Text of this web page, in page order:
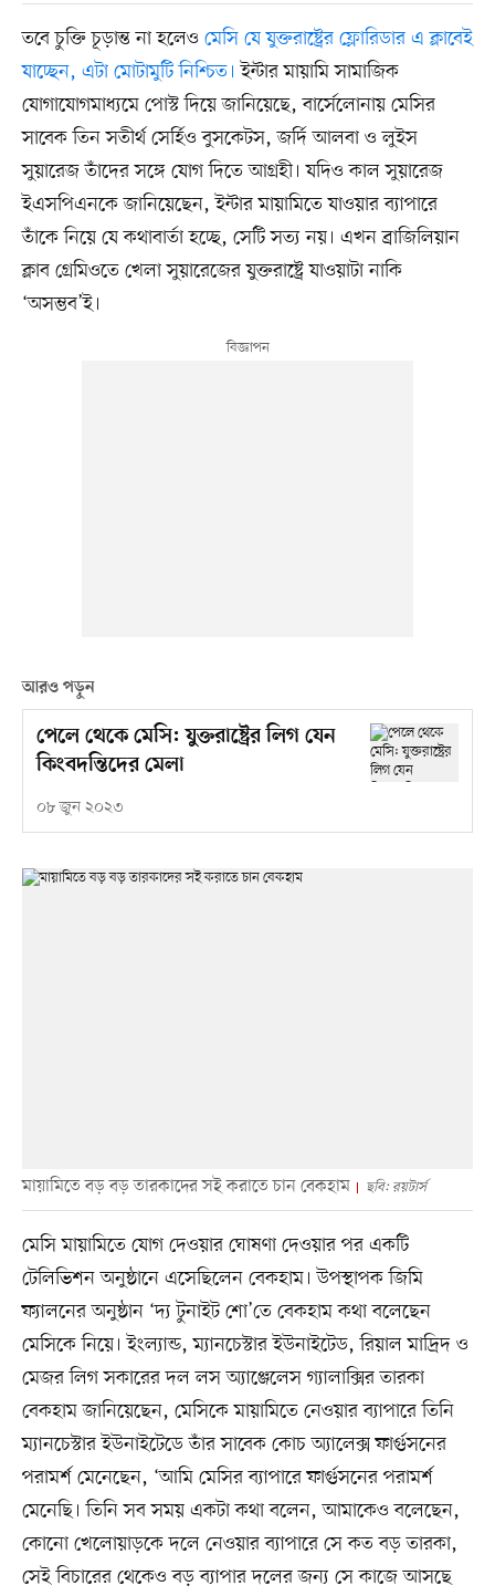
তবে চুক্তি চূড়ান্ত না হলেও মেসি যে যুক্তরাষ্ট্রের ফ্লোরিডার এ ক্লাবেই
যাচ্ছেন, এটা মোটামুটি নিশ্চিত। ইন্টার মায়ামি সামাজিক
যোগাযোগমাধ্যমে পোস্ট দিয়ে জানিয়েছে, বার্সেলোনায় মেসির
সাবেক তিন সতীর্থ সের্হিও বুসকেটস, জর্দি আলবা ও লুইস
সুয়ারেজ তাঁদের সঙ্গে যোগ দিতে আগ্রহী। যদিও কাল সুয়ারেজ
ইএসপিএনকে জানিয়েছেন, ইন্টার মায়ামিতে যাওয়ার ব্যাপারে
তাঁকে নিয়ে যে কথাবার্তা হচ্ছে, সেটি সত্য নয়। এখন ব্রাজিলিয়ান
ক্লাব গ্রেমিওতে খেলা সুয়ারেজের যুক্তরাষ্ট্রে যাওয়াটা নাকি
‘অসম্ভব’ই।
আরও পড়ুন
পেলে থেকে মেসি: যুক্তরাষ্ট্রের লিগ যেন
কিংবদন্তিদের মেলা
০৮ জুন ২০২৩
মায়ামিতে বড় বড় তারকাদের সই করাতে চান বেকহাম ছবি: রয়টার্স
মেসি মায়ামিতে যোগ দেওয়ার ঘোষণা দেওয়ার পর একটি
টেলিভিশন অনুষ্ঠানে এসেছিলেন বেকহাম। উপস্থাপক জিমি
ফ্যালনের অনুষ্ঠান ‘দ্য টুনাইট শো’তে বেকহাম কথা বলেছেন
মেসিকে নিয়ে। ইংল্যান্ড, ম্যানচেস্টার ইউনাইটেড, রিয়াল মাদ্রিদ ও
মেজর লিগ সকারের দল লস অ্যাঞ্জেলেস গ্যালাক্সির তারকা
বেকহাম জানিয়েছেন, মেসিকে মায়ামিতে নেওয়ার ব্যাপারে তিনি
ম্যানচেস্টার ইউনাইটেডে তাঁর সাবেক কোচ অ্যালেক্স ফার্গুসনের
পরামর্শ মেনেছেন, ‘আমি মেসির ব্যাপারে ফার্গুসনের পরামর্শ
মেনেছি। তিনি সব সময় একটা কথা বলেন, আমাকেও বলেছেন,
কোনো খেলোয়াড়কে দলে নেওয়ার ব্যাপারে সে কত বড় তারকা,
সেই বিচারের থেকেও বড় ব্যাপার দলের জন্য সে কাজে আসছে